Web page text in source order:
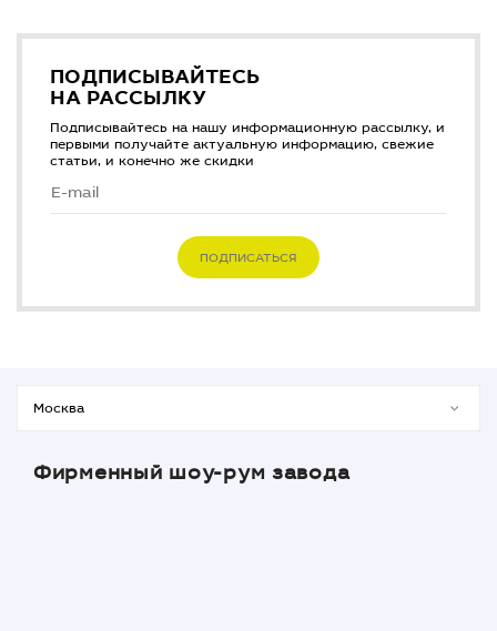
ПОДПИСЫВАЙТЕСЬ
НА РАССЫЛКУ
Подписывайтесь на нашу информационную рассылку, и
первыми получайте актуальную информацию, свежие
статьи, и конечно же скидки
ПОДПИСАТЬСЯ
Фирменный шоу-рум завода